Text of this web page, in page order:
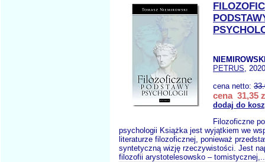
PETRUS,
cena netto:
cena 31,35
dodaj do
Filozoficzne
psychologii Książka jest wyjątkiem we
literaturze filozoficznej, ponieważ
syntetyczną wizję rzeczywistości. Jest
filozofii arystotelesowsko –